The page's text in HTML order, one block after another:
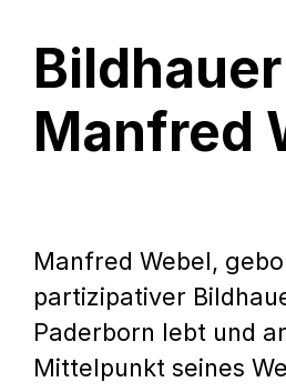
Info
Bildhauer
Manfred
Manfred Webel,
partizipativer
Paderborn lebt und
Mittelpunkt seines